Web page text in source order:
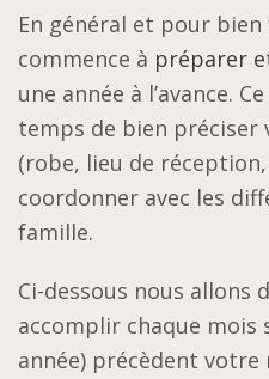
En général et pour
commence à préparer
une année à l’avance.
temps de bien préciser
(robe, lieu de
coordonner avec les
famille.
Ci-dessous nous allons
accomplir chaque mois
année) précèdent